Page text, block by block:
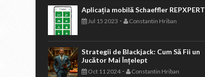
Aplicația mobilă Schaeffler REPXPERT
Jul 15 2023 - Constantin Hriban
Strategii de Blackjack: Cum Să Fii un
Jucător Mai Înțelept
Oct 11 2024- Constantin Hriban